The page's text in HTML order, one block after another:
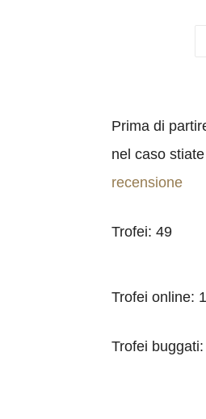
Prima di
nel caso
recensione
Trofei: 49
Trofei online:
Trofei